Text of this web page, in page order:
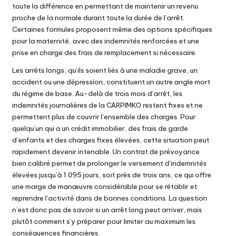
toute la différence en permettant de maintenir un revenu
proche de la normale durant toute la durée de l’arrêt.
Certaines formules proposent même des options spécifiques
pour la maternité, avec des indemnités renforcées et une
prise en charge des frais de remplacement si nécessaire.
Les arrêts longs, qu’ils soient liés à une maladie grave, un
accident ou une dépression, constituent un autre angle mort
du régime de base. Au-delà de trois mois d’arrêt, les
indemnités journalières de la CARPIMKO restent fixes et ne
permettent plus de couvrir l’ensemble des charges. Pour
quelqu’un qui a un crédit immobilier, des frais de garde
d’enfants et des charges fixes élevées, cette situation peut
rapidement devenir intenable. Un contrat de prévoyance
bien calibré permet de prolonger le versement d’indemnités
élevées jusqu’à 1 095 jours, soit près de trois ans, ce qui offre
une marge de manœuvre considérable pour se rétablir et
reprendre l’activité dans de bonnes conditions. La question
n’est donc pas de savoir si un arrêt long peut arriver, mais
plutôt comment s’y préparer pour limiter au maximum les
conséquences financières.